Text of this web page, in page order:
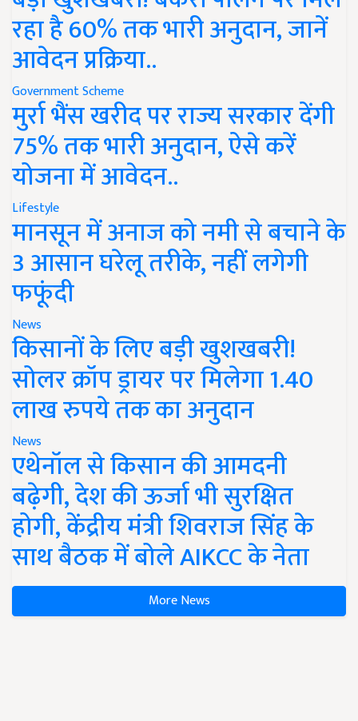
रहा है 60% तक भारी अनुदान, जानें
आवेदन प्रक्रिया..
Government Scheme
मुर्रा भैंस खरीद पर राज्य सरकार देंगी
75% तक भारी अनुदान, ऐसे करें
योजना में आवेदन..
Lifestyle
मानसून में अनाज को नमी से बचाने के
3 आसान घरेलू तरीके, नहीं लगेगी
फफूंदी
News
किसानों के लिए बड़ी खुशखबरी!
सोलर क्रॉप ड्रायर पर मिलेगा 1.40
लाख रुपये तक का अनुदान
News
एथेनॉल से किसान की आमदनी
बढ़ेगी, देश की ऊर्जा भी सुरक्षित
होगी, केंद्रीय मंत्री शिवराज सिंह के
साथ बैठक में बोले AIKCC के नेता
More News